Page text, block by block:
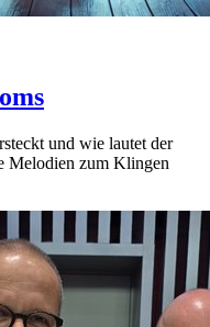
und wie lautet der
Melodien zum Klingen